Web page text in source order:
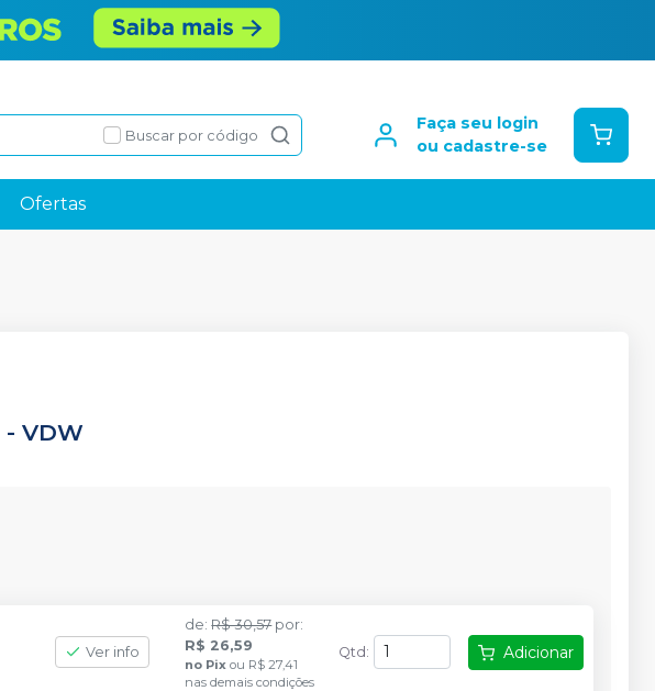
Buscar por código
Faça seu login
ou cadastre-se
Ofertas
-VDW
Ver info
de: R$ 30,57 por:
R$ 26,59
no Pix ou R$ 27,41
nas demais condições
Qtd : Adicionar